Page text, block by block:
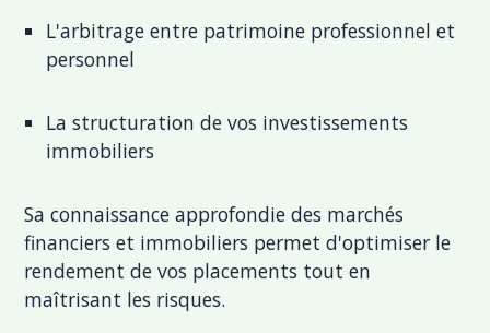
L'arbitrage entre patrimoine professionnel et
personnel
La structuration de vos investissements
immobiliers
Sa connaissance approfondie des marchés
financiers et immobiliers permet d'optimiser le
rendement de vos placements tout en
maîtrisant les risques.